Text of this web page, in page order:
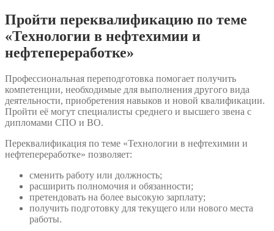
Пройти переквалификацию по теме
«Технологии в нефтехимии и
нефтепереработке»
Профессиональная переподготовка помогает получить
компетенции, необходимые для выполнения другого вида
деятельности, приобретения навыков и новой квалификации.
Пройти её могут специалисты среднего и высшего звена с
дипломами СПО и ВО.
Переквалификация по теме «Технологии в нефтехимии и
нефтепереработке» позволяет:
сменить работу или должность;
расширить полномочия и обязанности;
претендовать на более высокую зарплату;
получить подготовку для текущего или нового места
работы.